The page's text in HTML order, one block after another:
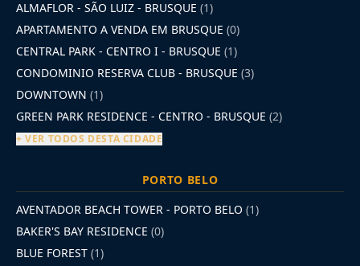
ALMAFLOR - SÃO LUIZ - BRUSQUE (1)
APARTAMENTO A VENDA EM BRUSQUE (0)
CENTRAL PARK - CENTRO I - BRUSQUE (1)
CONDOMINIO RESERVA CLUB - BRUSQUE (3)
DOWNTOWN (1)
GREEN PARK RESIDENCE - CENTRO - BRUSQUE (2)
+ VER TODOS DESTA CIDADE
PORTO BELO
AVENTADOR BEACH TOWER - PORTO BELO (1)
BAKER'S BAY RESIDENCE (0)
BLUE FOREST (1)